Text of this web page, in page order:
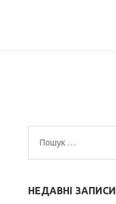
Пошук:
НЕДАВНІ ЗАПИСИ